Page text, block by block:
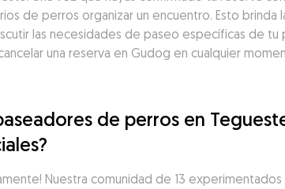
de perros organizar un encuentro. Esto
las necesidades de paseo específicas de
una reserva en Gudog en cualquier
de perros en
Nuestra comunidad de 13